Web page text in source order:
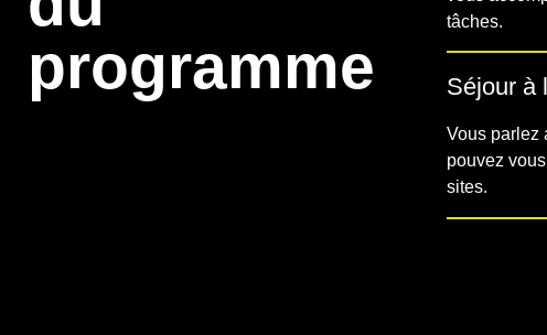
programme
tâches.
Séjour à
Vous parlez
pouvez
sites.